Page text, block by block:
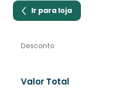
Ir para loja
Desconto
Valor Total